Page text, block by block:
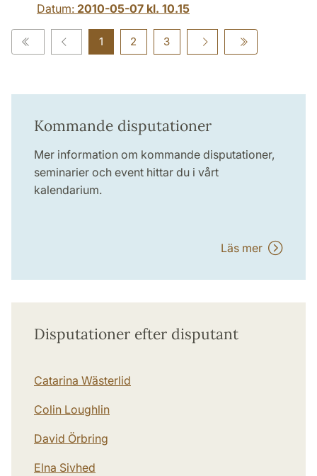
Datum: 2010-05-07 kl. 10.15
1 2 3
Kommande disputationer
Mer information om kommande disputationer,
seminarier och event hittar du i vårt
kalendarium.
Läs mer
Disputationer efter disputant
Catarina Wästerlid
Colin Loughlin
David Örbring
Elna Sivhed